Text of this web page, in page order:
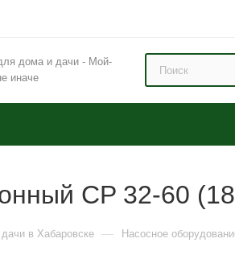
дома и дачи - Мой-
иначе
CP 32-60
в Хабаровске — Насосное